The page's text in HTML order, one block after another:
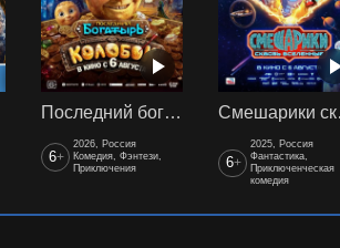
Последний богатырь. Колобок
6+
2026, Россия
Комедия, Фэнтези,
Приключения
6+
2025, Россия
Фантастика,
Приключенческая
комедия